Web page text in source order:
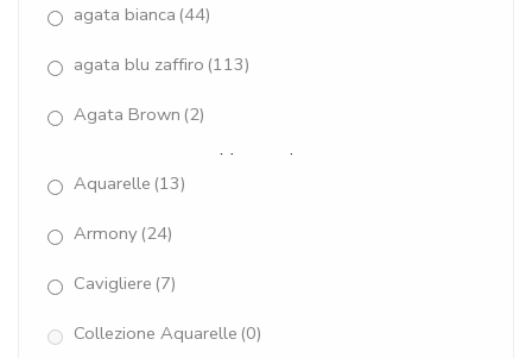
agata bianca (44)
agata blu zaffiro (113)
Agata Brown (2)
Mostra altro
Aquarelle (13)
Armony (24)
Cavigliere (7)
Collezione Aquarelle (0)